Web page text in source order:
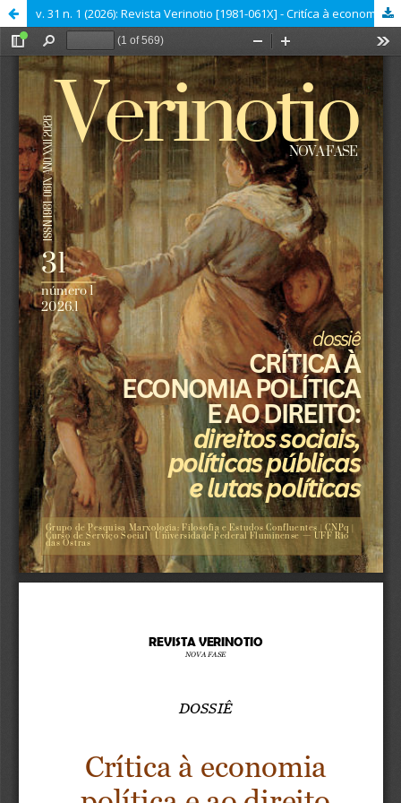
v. 31 n. 1 (2026): Revista Verinotio [1981-061X] - Critíca à economia política e ao direito